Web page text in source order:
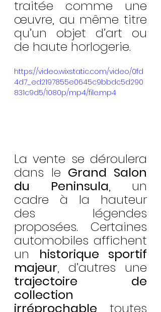
traitée comme une
œuvre, au même titre
qu’un objet d’art ou
de haute horlogerie.
https://video.wixstatic.com/video/0fd
4d7_ed2197855e0645c9bbdc5d290
831c9d5/1080p/mp4/file.mp4
La vente se déroulera
dans le Grand Salon
du Peninsula, un
cadre à la hauteur
des légendes
proposées. Certaines
automobiles affichent
un historique sportif
majeur
trajectoire de
collection
irréprochable , toutes